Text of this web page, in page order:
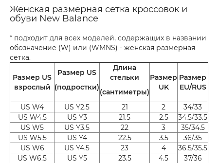
Женская размерная сетка кроссовок и
обуви New Balance
* подходит для всех моделей, содержащих в названии
обозначение (W) или (WMNS) - женская размерная
сетка.
Размер US
взрослый
Размер US
(подростки)
Длина
стельки
(сантиметры)
Размер
UK
Размер
EU/RUS
US W4 US Y2.5 21 2
34/33
US W4.5
US Y3 21.5 2.5
34.5/33.5
US W5
US Y3.5 22 3
35/34.5
US W5.5
US Y4 22.5 3.5
36/35
US W6
US Y4.5 23 4
36.5/35.5
US W6.5
US Y5 23.5 4.5
37/36